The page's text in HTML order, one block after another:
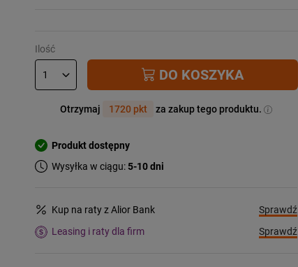
Ilość
DO KOSZYKA
Otrzymaj 1720 pkt za zakup tego produktu.
Produkt dostępny
Wysyłka w ciągu:5-10 dni
Kup na raty z Alior Bank
Sprawdź
Leasing i raty dla firm
Sprawdź